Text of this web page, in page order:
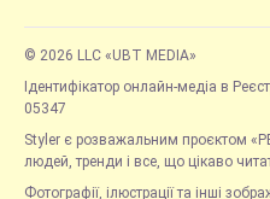
© 2026 LLC «UBT MEDIA»
Ідентифікатор онлайн-медіа в
05347
Styler є розважальним проєктом
людей, тренди і все, що цікаво
Фотографії, ілюстрації та інші